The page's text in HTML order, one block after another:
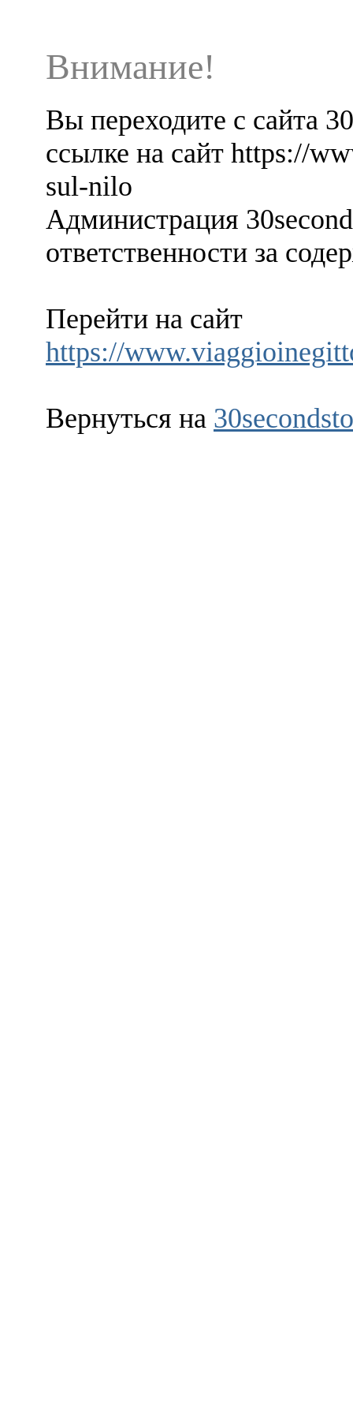
Внимание!
Вы переходите с сайта
ссылке на сайт https://
sul-nilo
Администрация
ответственности за
Перейти на сайт
https://
Вернуться на